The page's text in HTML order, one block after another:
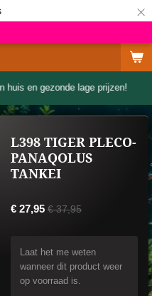
×
huis en gezonde lage prijzen!
L398 TIGER PLECO-
PANAQOLUS
TANKEI
€ 27,95 € 37,95
Laat het me weten
wanneer dit product weer
op voorraad is.